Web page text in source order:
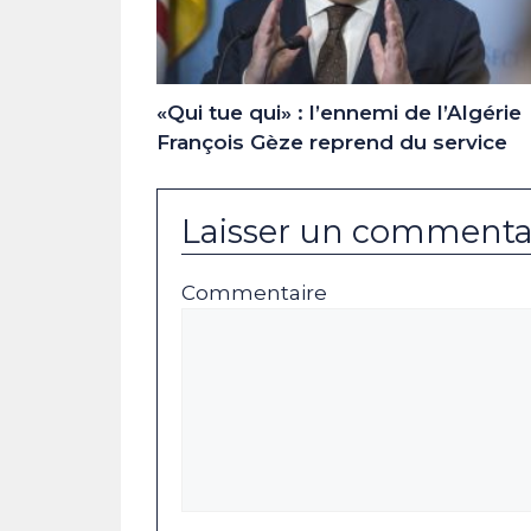
«Qui tue qui» : l’ennemi de l’Algérie
François Gèze reprend du service
Laisser un
Commentaire